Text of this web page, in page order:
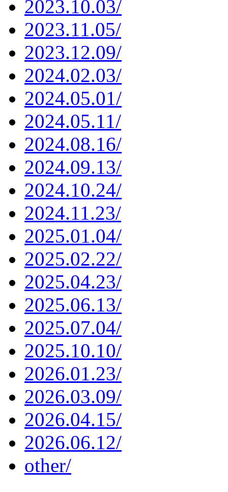
2023.10.03/
2023.11.05/
2023.12.09/
2024.02.03/
2024.05.01/
2024.05.11/
2024.08.16/
2024.09.13/
2024.10.24/
2024.11.23/
2025.01.04/
2025.02.22/
2025.04.23/
2025.06.13/
2025.07.04/
2025.10.10/
2026.01.23/
2026.03.09/
2026.04.15/
2026.06.12/
other/